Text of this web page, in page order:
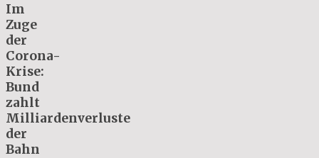
Im
Zuge
der
Corona-
Krise:
Bund
zahlt
Milliardenverluste
der
Bahn